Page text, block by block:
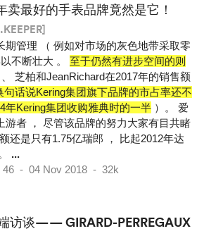
卖最好的手表品牌竟然是它！
期管理 （ 例如对市场的灰色地带采取零
不断壮大 。 至于仍然有进步空间的则
、 芝柏和JeanRichard在2017年的销售额
句话说Kering集团旗下品牌的市占率还不
年Kering集团收购雅典时的一半 ）。 爱
游者 ， 尽管该品牌的努力大家有目共睹
还是只有1.75亿瑞郎 ， 比起2012年达
...
- 04 Nov 2018 - 32k
访谈—— GIRARD-PERREGAUX